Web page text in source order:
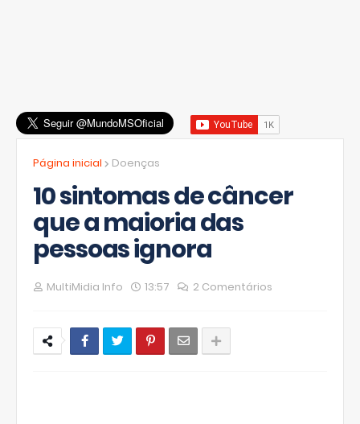
Página inicial Doenças
10 sintomas de câncer
que a maioria das
pessoas ignora
MultiMidia Info 13:57 2 Comentários